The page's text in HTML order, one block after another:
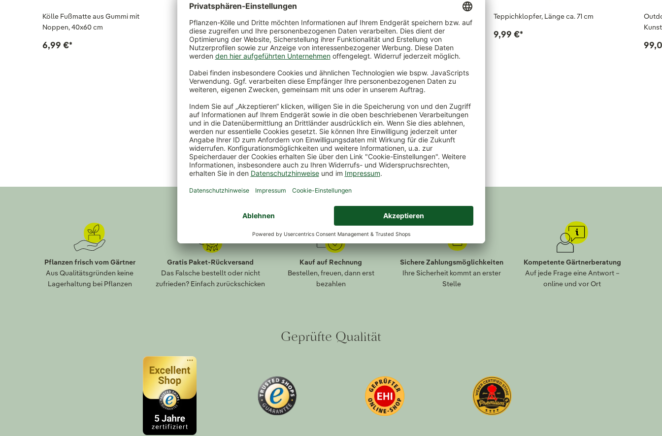
Kölle Fußmatte aus Gummi mit
Noppen, 40x60 cm
6,99 €*
Gummirand, halbrund, 45x75 cm
9,99 €*
anthrazit, 38 x 75 cm
8,99 €*
Teppichklopfer, Länge ca. 71 cm
9,99 €*
Pflanzen frisch vom Gärtner
Aus Qualitätsgründen keine
Lagerhaltung bei Pflanzen
Gratis Paket-Rückversand
Das Falsche bestellt oder nicht
zufrieden? Einfach zurückschicken
Kauf auf Rechnung
Bestellen, freuen, dann erst
bezahlen
Sichere Zahlungsmöglichkeiten
Ihre Sicherheit kommt an erster
Stelle
Kompetente Gärtnerberatung
Auf jede Frage eine Antwort –
online und vor Ort
Geprüfte Qualität